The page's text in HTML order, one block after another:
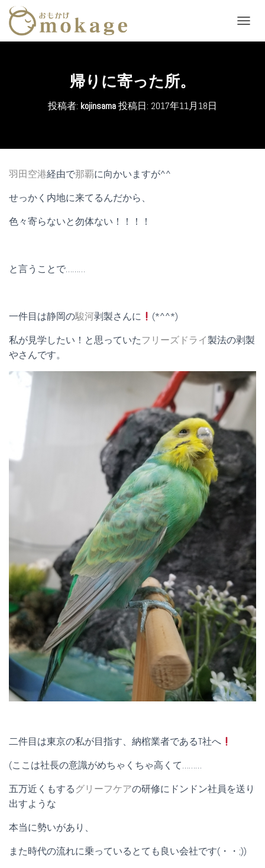
ビ
帰りに寄った所。
投稿者: kojinsama投稿日: 2017年11月18日
羽田空港経由で那覇に向かいますが^^
せっかく内地に来てるんだから、
色々寄らないと勿体ない！！！！
と言うことで………
一件目は静岡の駿河剥製さんに
(*^^*)
私が見学したい！と思っていたフリーズドライ製法の剥製
やさんです。
二件目は東京の私が目指す、納棺業者であるT社へ
(ここは社長の意識がめちゃくちゃ高くて………
五万近くもするグリーフケアの研修にドンドン社員を送り
出すような
本当に勢いがあり、
また時代の流れに乗っているとても良い会社です(・・;))